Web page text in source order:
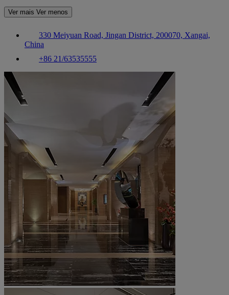
Ver mais Ver menos
330 Meiyuan Road, Jingan District, 200070, Xangai,
China
+86 21/63535555